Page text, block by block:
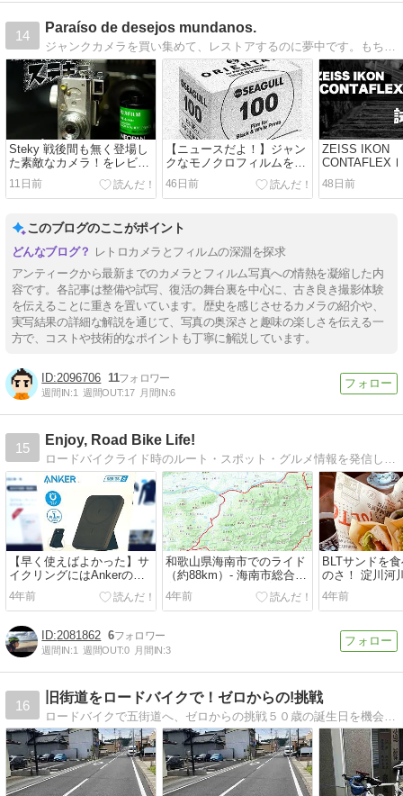
14
Paraíso de desejos mundanos.
Steky 戦後間も無く登場し
た素敵なカメラ！をレビュ
11日前
【ニュースだよ！】ジャン
クなモノクロフィルムをお
安くGETしよう！
46日前
ZEISS IKON
持って春の三
鯛の宮を試写
48日前
このブログのここがポイント
レトロカメラとフィルムの深淵を探求
アンティークから最新までのカメラとフィルム写真への情熱を凝縮した内
容です。各記事は整備や試写、復活の舞台裏を中心に、古き良き撮影体験
を伝えることに重きを置いています。歴史を感じさせるカメラの紹介や、
実写結果の詳細な解説を通じて、写真の奥深さと趣味の楽しさを伝える一
方で、コストや技術的なポイントも丁寧に解説しています。
2096706 11
週間IN:1 週間OUT:17 月間IN:6
15
Enjoy, Road Bike Life!
【早く使えばよかった】サ
イクリングにはAnkerのワ
イヤレス充電器がぴった
り！
4年前
和歌山県海南市でのライド
（約88km）- 海南市総合体
育館⇄海南市総合体育館
4年前
BLTサンドを
のさ！ 淀川河
63km
4年前
2081862 6
週間IN:1 週間OUT:0 月間IN:3
16
旧街道をロードバイクで！ゼロからの!挑戦